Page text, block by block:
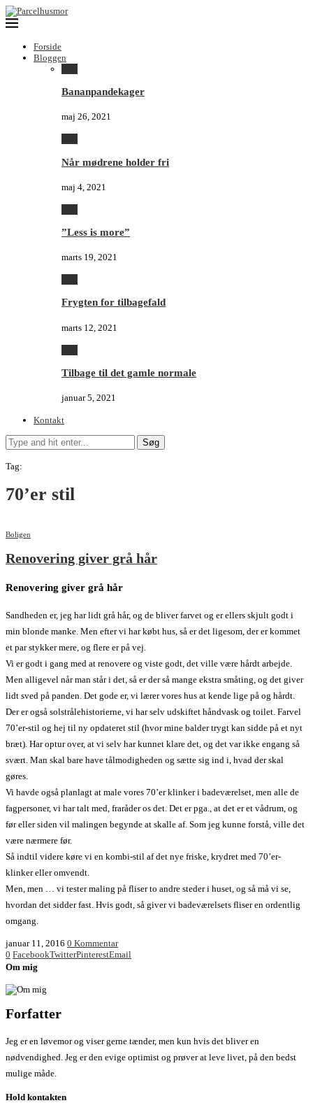
Forside
Bloggen
Bananpandekager
maj 26, 2021
Når mødrene holder fri
maj 4, 2021
”Less is more”
marts 19, 2021
Frygten for tilbagefald
marts 12, 2021
Tilbage til det gamle normale
januar 5, 2021
Kontakt
Søg
Tag:
70’er stil
Boligen
Renovering giver grå hår
Renovering giver grå hår
Sandheden er, jeg har lidt grå hår, og de bliver farvet og er ellers skjult godt i
min blonde manke. Men efter vi har købt hus, så er det ligesom, der er kommet
et par stykker mere, og flere er på vej.
Vi er godt i gang med at renovere og viste godt, det ville være hårdt arbejde.
Men alligevel når man står i det, så er der så mange ekstra småting, og det giver
lidt sved på panden. Det gode er, vi lærer vores hus at kende lige på og hårdt.
Der er også solstrålehistorierne, vi har selv udskiftet håndvask og toilet. Farvel
70’er-stil og hej til ny opdateret stil (hvor mine balder trygt kan sidde på et nyt
bræt). Har optur over, at vi selv har kunnet klare det, og det var ikke engang så
svært. Man skal bare have tålmodigheden og sætte sig ind i, hvad der skal
gøres.
Vi havde også planlagt at male vores 70’er klinker i badeværelset, men alle de
fagpersoner, vi har talt med, fraråder os det. Det er pga., at det er et vådrum, og
før eller siden vil malingen begynde at skalle af. Som jeg kunne forstå, ville det
være nærmere før.
Så indtil videre køre vi en kombi-stil af det nye friske, krydret med 70’er-
klinker eller omvendt.
Men, men … vi tester maling på fliser to andre steder i huset, og så må vi se,
hvordan det sidder fast. Hvis godt, så giver vi badeværelsets fliser en ordentlig
omgang.
januar 11, 2016 0 Kommentar
0 FacebookTwitterPinterestEmail
Om mig
Forfatter
Jeg er en løvemor og viser gerne tænder, men kun hvis det bliver en
nødvendighed. Jeg er den evige optimist og prøver at leve livet, på den bedst
mulige måde.
Hold kontakten